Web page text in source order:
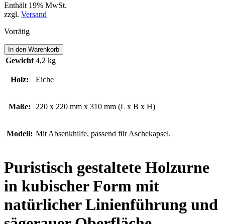
Enthält 19% MwSt.
zzgl. Versand
Vorrätig
KRUMMENAU
Menge
In den Warenkorb
Gewicht 4,2 kg
Holz: Eiche
Maße: 220 x 220 mm x 310 mm (L x B x H)
Modell: Mit Absenkhilfe, passend für Aschekapsel.
Puristisch gestaltete Holzurne
in kubischer Form mit
natürlicher Linienführung und